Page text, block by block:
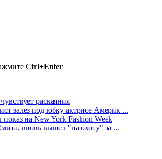
Ctrl+Enter
раскаяния
залез под юбку актрисе Америк ...
на New York Fashion Week
вновь вышел "на охоту" за ...